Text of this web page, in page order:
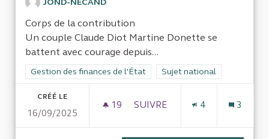
Corps de la contribution
Un couple Claude Diot Martine Donette se
battent avec courage depuis...
Filtrer les résultats de la catégorie : Gestion des finances de
Gestion des finances de l'État Filtrer les résultats pour le
Sujet national
CRÉÉ LE
16/09/2025
19 19 ABONNÉS
SUIVRE
4 3